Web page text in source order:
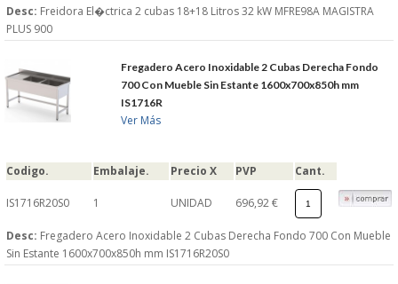
Desc: Freidora El�ctrica 2 cubas 18+18 Litros 32 kW MFRE98A MAGISTRA
PLUS 900
Fregadero Acero Inoxidable 2 Cubas Derecha Fondo
700 Con Mueble Sin Estante 1600x700x850h mm
IS1716R
Ver Más
Codigo. Embalaje. Precio X PVP Cant.
IS1716R20S0 1 UNIDAD 696,92 €
Desc: Fregadero Acero Inoxidable 2 Cubas Derecha Fondo 700 Con Mueble
Sin Estante 1600x700x850h mm IS1716R20S0